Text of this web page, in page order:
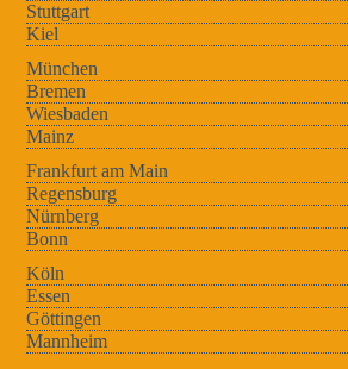
Stuttgart
Kiel
München
Bremen
Wiesbaden
Mainz
Frankfurt am Main
Regensburg
Nürnberg
Bonn
Köln
Essen
Göttingen
Mannheim